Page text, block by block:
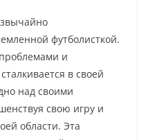
футболисткой.
и
в своей
над своими
свою игру и
области. Эта